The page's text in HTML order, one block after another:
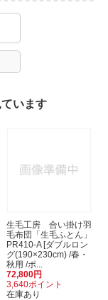
います
生毛工房 合い掛け羽
毛布団「生毛ふとん」
PR410-A [ダブルロン
グ(190×230cm) /春・
秋用 /ポ...
72,800円
3,640ポイント
在庫あり